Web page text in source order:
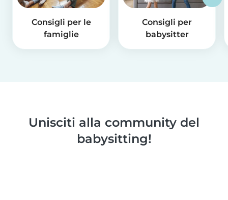
Consigli per le
famiglie
Consigli per
babysitter
Unisciti alla community del
babysitting!